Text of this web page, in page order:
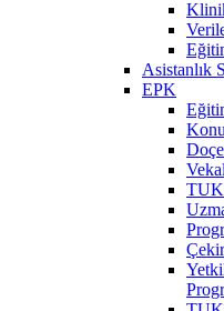
Asistanlık
EPK
TUK